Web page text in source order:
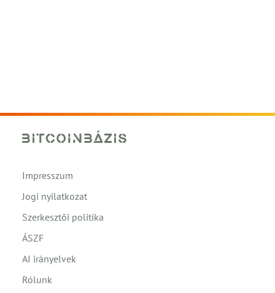
Impresszum
Jogi nyilatkozat
Szerkesztői politika
ÁSZF
AI irányelvek
Rólunk